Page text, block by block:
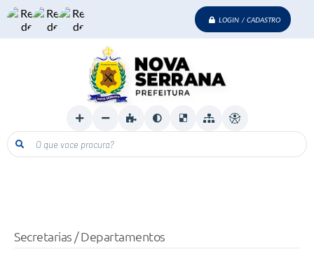
LOGIN / CADASTRO
O que voce procura?
Secretarias / Departamentos